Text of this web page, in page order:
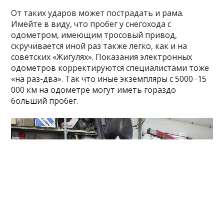
От таких ударов может пострадать и рама.
Имейте в виду, что пробег у снегохода с
одометром, имеющим тросовый привод,
скручивается иной раз также легко, как и на
советских «Жигулях». Показания электронных
одометров корректируются специалистами тоже
«на раз-два». Так что иные экземпляры с 5000−15
000 км на одометре могут иметь гораздо
больший пробег.